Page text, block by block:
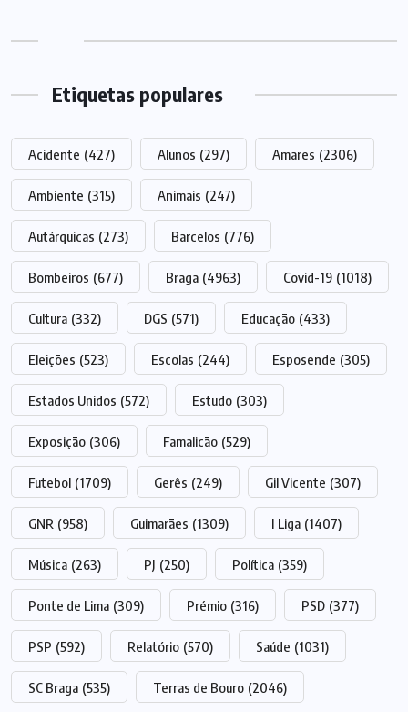
Etiquetas populares
Acidente (427) Alunos (297) Amares (2306)
Ambiente (315) Animais (247)
Autárquicas (273) Barcelos (776)
Bombeiros (677) Braga (4963) Covid-19 (1018)
Cultura (332) DGS (571) Educação (433)
Eleições (523) Escolas (244) Esposende (305)
Estados Unidos (572) Estudo (303)
Exposição (306) Famalicão (529)
Futebol (1709) Gerês (249) Gil Vicente (307)
GNR (958) Guimarães (1309) I Liga (1407)
Música (263) PJ (250) Política (359)
Ponte de Lima (309) Prémio (316) PSD (377)
PSP (592) Relatório (570) Saúde (1031)
SC Braga (535) Terras de Bouro (2046)